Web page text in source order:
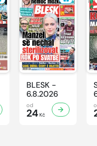
BLESK -
6.8.2026
od
24Kč